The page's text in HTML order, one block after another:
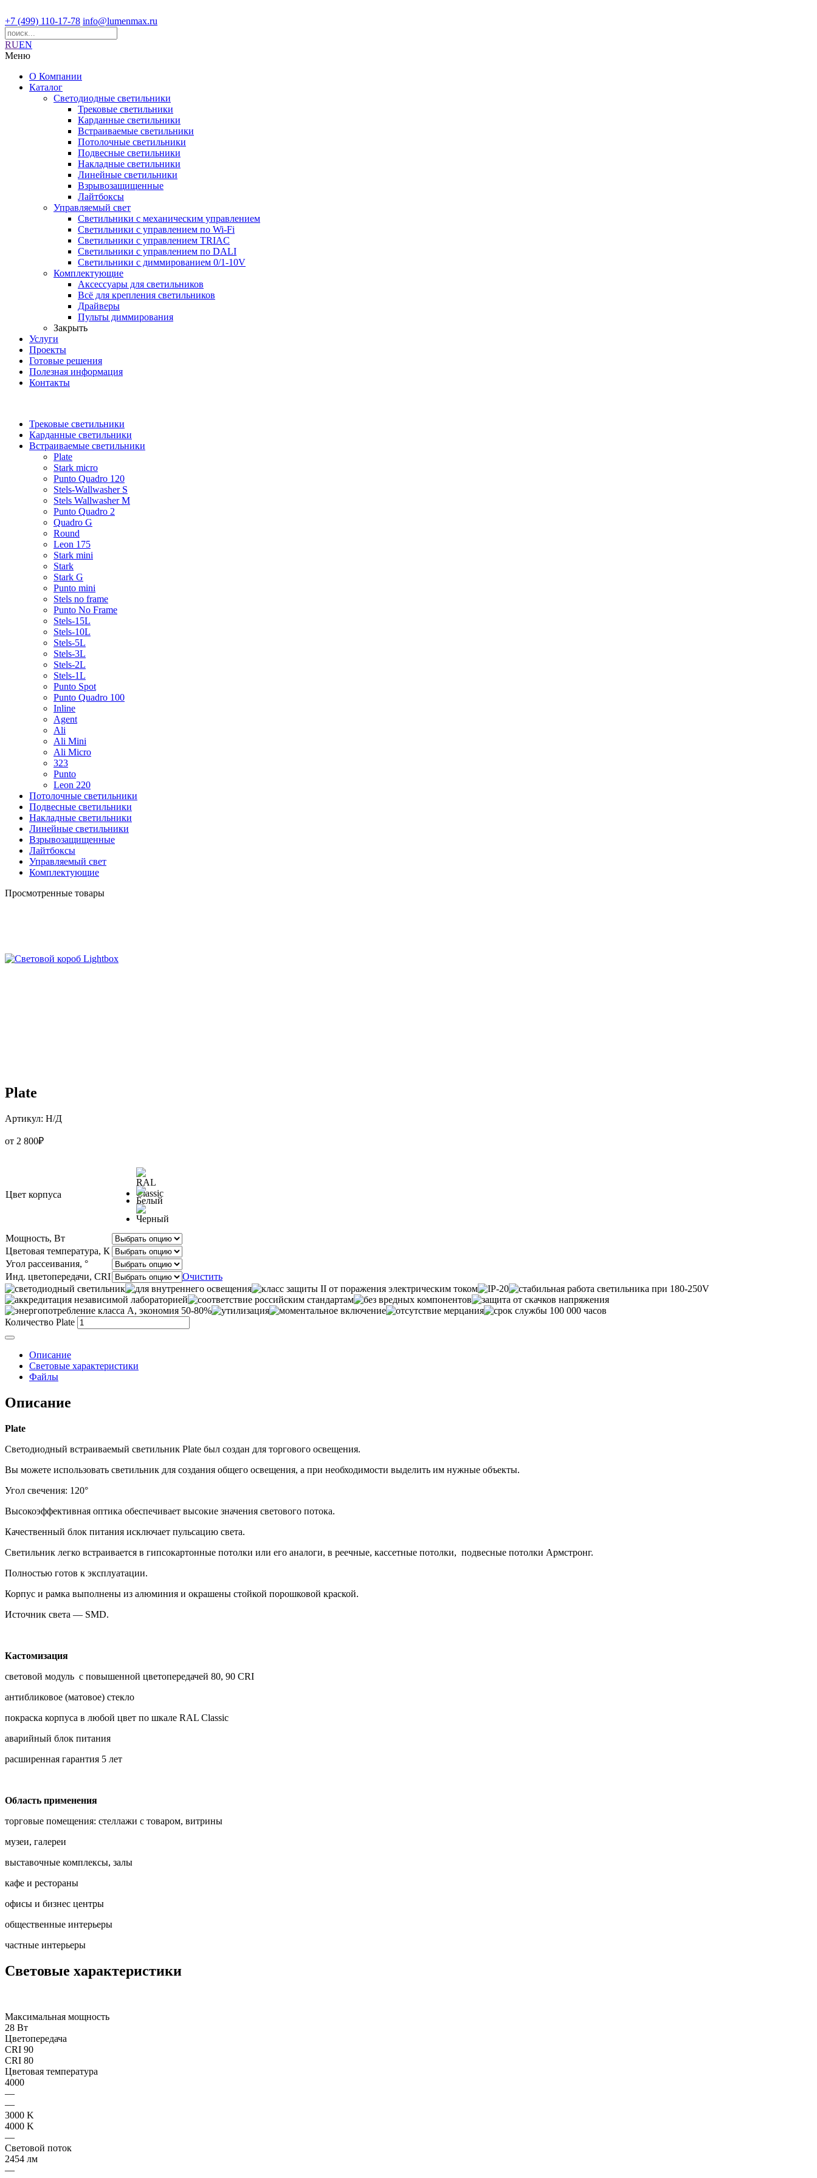
+7 (499) 110-17-78 info@lumenmax.ru
RUEN
Меню
О Компании
Каталог
Светодиодные светильники
Трековые светильники
Карданные светильники
Встраиваемые светильники
Потолочные светильники
Подвесные светильники
Накладные светильники
Линейные светильники
Взрывозащищенные
Лайтбоксы
Управляемый свет
Светильники с механическим управлением
Светильники с управлением по Wi-Fi
Светильники с управлением TRIAC
Светильники с управлением по DALI
Светильники с диммированием 0/1-10V
Комплектующие
Аксессуары для светильников
Всё для крепления светильников
Драйверы
Пульты диммирования
Закрыть
Услуги
Проекты
Готовые решения
Полезная информация
Контакты
Трековые светильники
Карданные светильники
Встраиваемые светильники
Plate
Stark micro
Punto Quadro 120
Stels-Wallwasher S
Stels Wallwasher M
Punto Quadro 2
Quadro G
Round
Leon 175
Stark mini
Stark
Stark G
Punto mini
Stels no frame
Punto No Frame
Stels-15L
Stels-10L
Stels-5L
Stels-3L
Stels-2L
Stels-1L
Punto Spot
Punto Quadro 100
Inline
Agent
Ali
Ali Mini
Ali Micro
323
Punto
Leon 220
Потолочные светильники
Подвесные светильники
Накладные светильники
Линейные светильники
Взрывозащищенные
Лайтбоксы
Управляемый свет
Комплектующие
Просмотренные товары
Plate
Артикул: Н/Д
от 2 800₽
Цвет корпуса
Мощность, Вт
Цветовая температура, К
Угол рассеивания, °
Инд. цветопередачи, CRI
Очистить
Количество Plate
Описание
Световые характеристики
Файлы
Описание
Plate
Светодиодный встраиваемый светильник Plate был создан для торгового освещения.
Вы можете использовать светильник для создания общего освещения, а при необходимости выделить им нужные объекты.
Угол свечения: 120°
Высокоэффективная оптика обеспечивает высокие значения светового потока.
Качественный блок питания исключает пульсацию света.
Светильник легко встраивается в гипсокартонные потолки или его аналоги, в реечные, кассетные потолки, подвесные потолки Армстронг.
Полностью готов к эксплуатации.
Корпус и рамка выполнены из алюминия и окрашены стойкой порошковой краской.
Источник света — SMD.
Кастомизация
световой модуль с повышенной цветопередачей 80, 90 CRI
антибликовое (матовое) стекло
покраска корпуса в любой цвет по шкале RAL Classic
аварийный блок питания
расширенная гарантия 5 лет
Область применения
торговые помещения: стеллажи с товаром, витрины
музеи, галереи
выставочные комплексы, залы
кафе и рестораны
офисы и бизнес центры
общественные интерьеры
частные интерьеры
Световые характеристики
Максимальная мощность
28 Вт
Цветопередача
CRI 90
CRI 80
Цветовая температура
4000
—
—
3000 K
4000 K
—
Световой поток
2454 лм
—